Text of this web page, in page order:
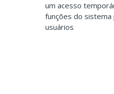
um acesso
funções do sistema
usuários